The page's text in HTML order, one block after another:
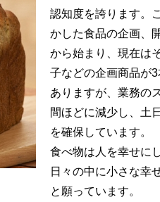
認知度を誇ります。
かした食品の企画、
から始まり、現在は
子などの企画商品が
ありますが、業務の
間ほどに減少し、土
を確保しています。
食べ物は人を幸せに
日々の中に小さな幸
と願っています。